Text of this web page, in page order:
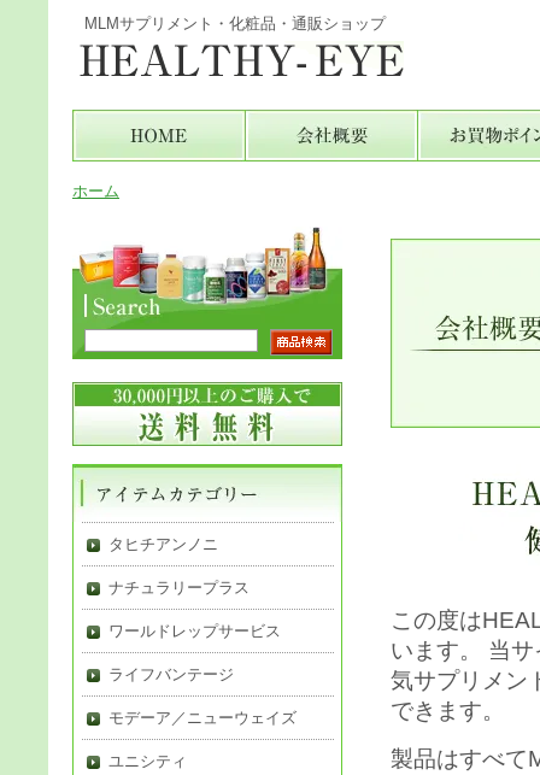
MLMサプリメント・化粧品・通販ショップ
ホーム
この度は
います。 当
気サプリメン
できます。
製品はすべて
タヒチアンノニ
ナチュラリープラス
ワールドレップサービス
ライフバンテージ
モデーア／ニューウェイズ
ユニシティ